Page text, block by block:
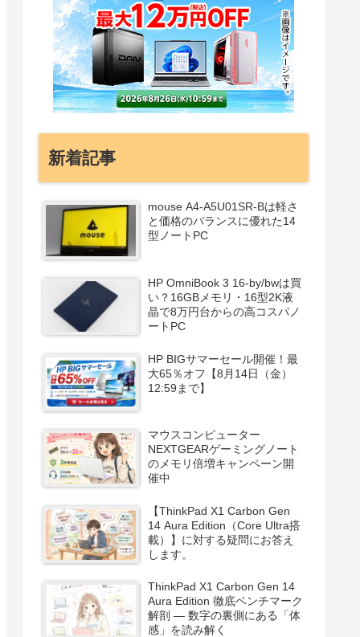
新着記事
mouse A4-A5U01SR-Bは軽さ
と価格のバランスに優れた14
型ノートPC
HP OmniBook 3 16-by/bwは買
い？16GBメモリ・16型2K液
晶で8万円台からの高コスパノ
ートPC
HP BIGサマーセール開催！最
大65％オフ【8月14日（金）
12:59まで】
マウスコンピューター
NEXTGEARゲーミングノート
のメモリ倍増キャンペーン開
催中
【ThinkPad X1 Carbon Gen
14 Aura Edition（Core Ultra搭
載）】に対する疑問にお答え
します。
ThinkPad X1 Carbon Gen 14
Aura Edition 徹底ベンチマーク
解剖 ― 数字の裏側にある「体
感」を読み解く